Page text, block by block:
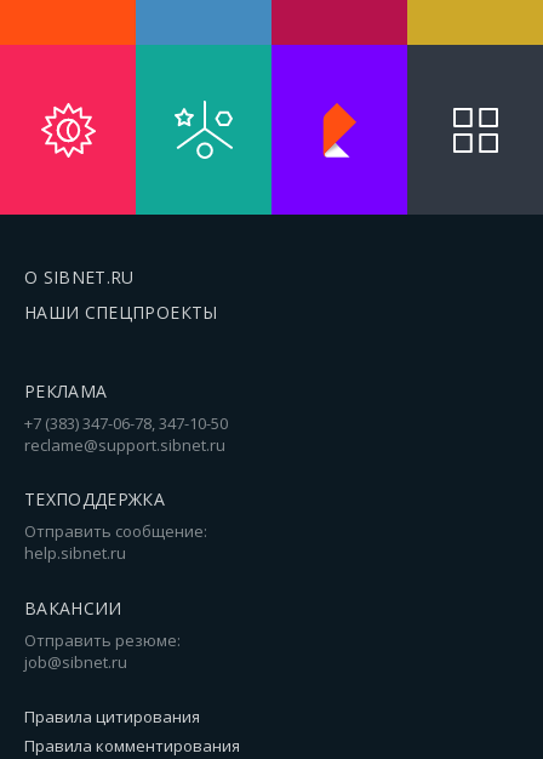
О SIBNET.RU
НАШИ СПЕЦПРОЕКТЫ
РЕКЛАМА
+7 (383) 347-06-78, 347-10-50
reclame@support.sibnet.ru
ТЕХПОДДЕРЖКА
Отправить сообщение:
help.sibnet.ru
ВАКАНСИИ
Отправить резюме:
job@sibnet.ru
Правила цитирования
Правила комментирования